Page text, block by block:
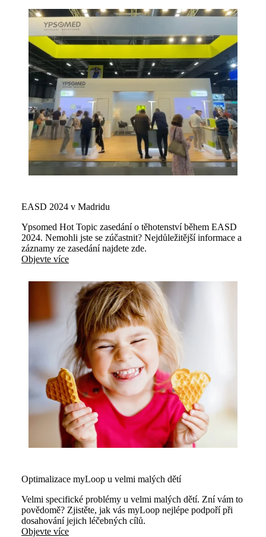
EASD 2024 v Madridu
Ypsomed Hot Topic zasedání o těhotenství během EASD
2024. Nemohli jste se zúčastnit? Nejdůležitější informace a
záznamy ze zasedání najdete zde.
Objevte více
Optimalizace myLoop u velmi malých dětí
Velmi specifické problémy u velmi malých dětí. Zní vám to
povědomě? Zjistěte, jak vás myLoop nejlépe podpoří při
dosahování jejich léčebných cílů.
Objevte více